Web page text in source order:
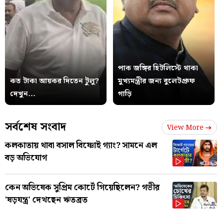
কত টাকা আয়কর দিতেন টুলু?
দেখুন...
পাক জঙ্গির হিটলিস্টে থাকা
মুখ্যমন্ত্রীর জন্য বুলেটপ্রুফ
গাড়ি
সর্বশেষ সংবাদ View More
কলকাতায় থাবা বসাল বিষ্ণোই গ্যাং? সামনে এল
বড় অভিযোগ
কেন অভিষেক সুপ্রিম কোর্টে গিয়েছিলেন? গভীর
'ষড়যন্ত্র' দেখছেন ঋতব্রত